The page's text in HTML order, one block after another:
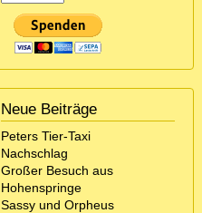
Neue Beiträge
Peters Tier-Taxi
Nachschlag
Großer Besuch aus
Hohenspringe
Sassy und Orpheus